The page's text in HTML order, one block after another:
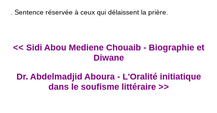
. Sentence réservée à ceux qui délaissent la prière.
<< Sidi Abou Mediene Chouaib - Biographie et
Diwane
Dr. Abdelmadjid Aboura - L'Oralité initiatique
dans le soufisme littéraire >>